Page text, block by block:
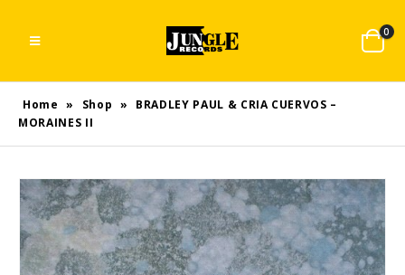
0
Home » Shop »
BRADLEY PAUL & CRIA CUERVOS –
MORAINES II